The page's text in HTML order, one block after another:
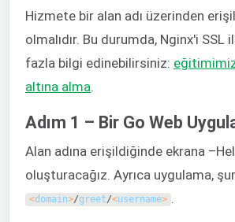
Hizmete bir alan adı üzerinden
olmalıdır. Bu durumda, Nginx'i
fazla bilgi edinebilirsiniz:
altına alma
Adım 1 – Bir Go Web
Alan adına erişildiğinde ekrana
oluşturacağız. Ayrıca uygulama,
<domain>/greet/<username> .